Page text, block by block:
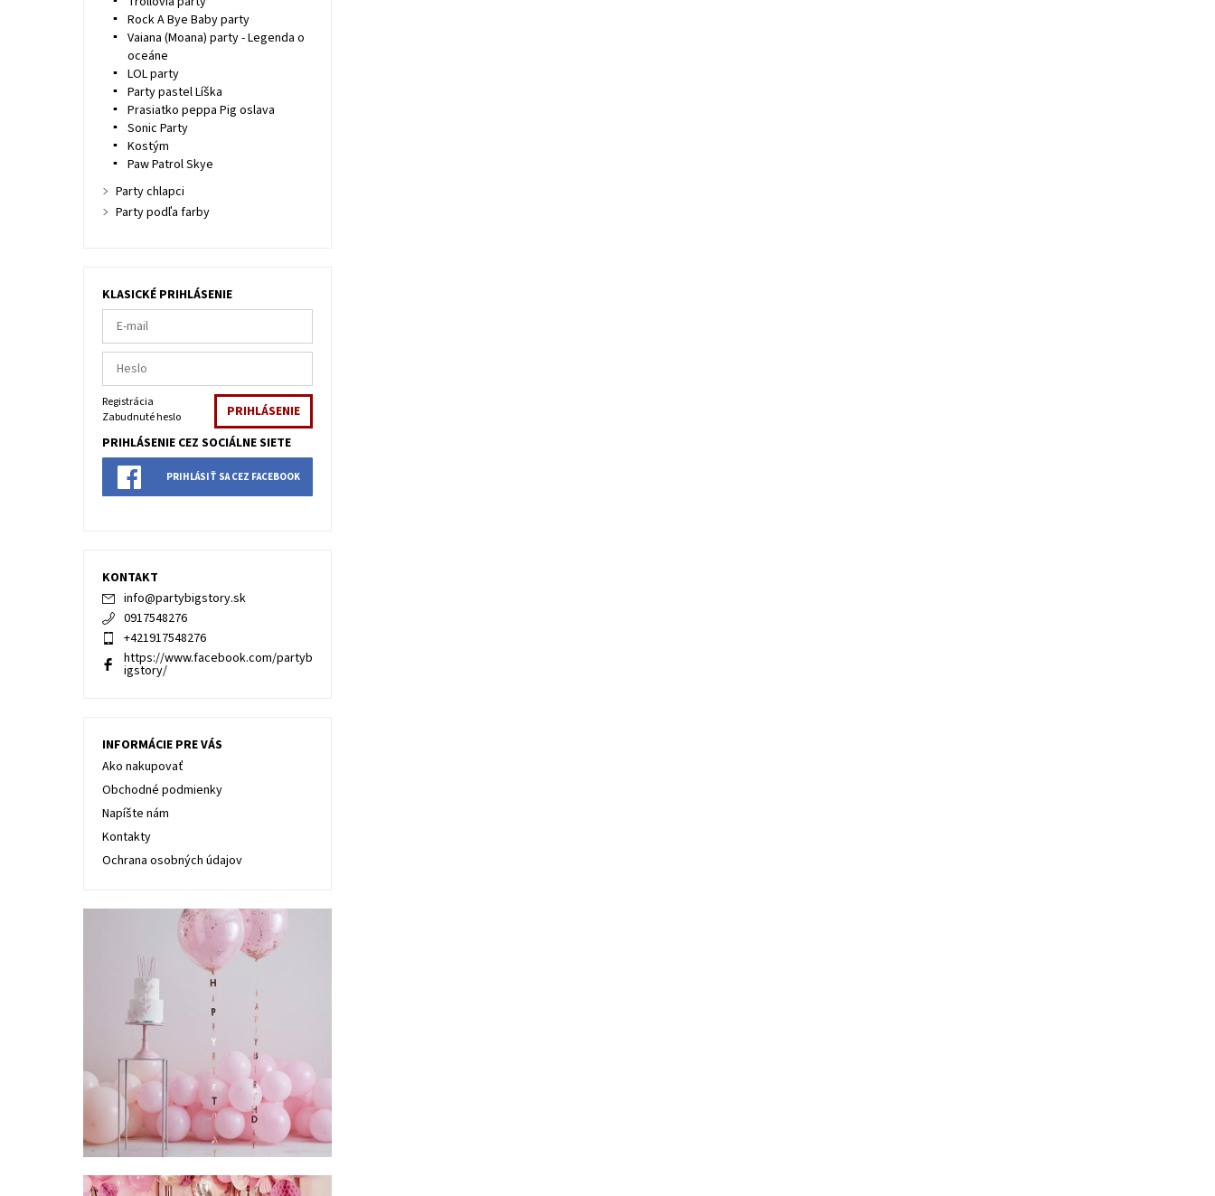
Rock A Bye Baby party
Vaiana (Moana) party - Legenda o
oceáne
LOL party
Party pastel Líška
Prasiatko peppa Pig oslava
Sonic Party
Kostým
Paw Patrol Skye
Party chlapci
Party podľa farby
KLASICKÉ PRIHLÁSENIE
Registrácia
Zabudnuté heslo
PRIHLÁSENIE CEZ SOCIÁLNE SIETE
PRIHLÁSIŤ SA CEZ FACEBOOK
KONTAKT
info@partybigstory.sk
0917548276
+421917548276
https://www.facebook.com/partyb
igstory/
INFORMÁCIE PRE VÁS
Ako nakupovať
Obchodné podmienky
Napíšte nám
Kontakty
Ochrana osobných údajov